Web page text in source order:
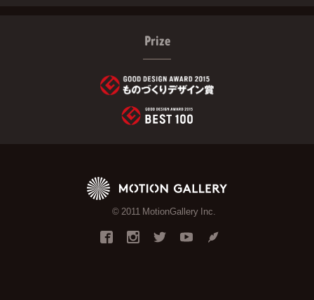
Prize
© 2011 MotionGallery Inc.